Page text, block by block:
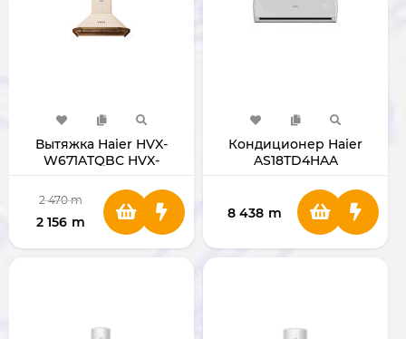
Вытяжка Haier HVX-
W671ATQBС HVX-
2 470 m
2 156 m
Кондиционер Haier
AS18TD4HAA
8 438 m